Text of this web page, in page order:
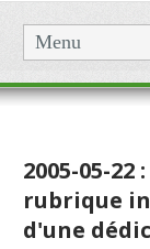
Menu
2005-05-
rubrique
d'une